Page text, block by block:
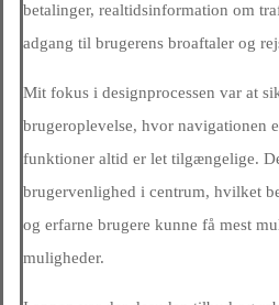
betalinger, realtidsinformation om
adgang til brugerens broaftaler og
Mit fokus i designprocessen var at
brugeroplevelse, hvor navigationen
funktioner altid er let tilgængelige.
brugervenlighed i centrum, hvilket
og erfarne brugere kunne få mest
muligheder.